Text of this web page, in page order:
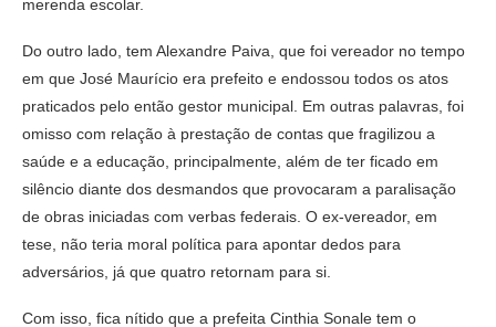
merenda escolar.
Do outro lado, tem Alexandre Paiva, que foi vereador no tempo
em que José Maurício era prefeito e endossou todos os atos
praticados pelo então gestor municipal. Em outras palavras, foi
omisso com relação à prestação de contas que fragilizou a
saúde e a educação, principalmente, além de ter ficado em
silêncio diante dos desmandos que provocaram a paralisação
de obras iniciadas com verbas federais. O ex-vereador, em
tese, não teria moral política para apontar dedos para
adversários, já que quatro retornam para si.
Com isso, fica nítido que a prefeita Cinthia Sonale tem o